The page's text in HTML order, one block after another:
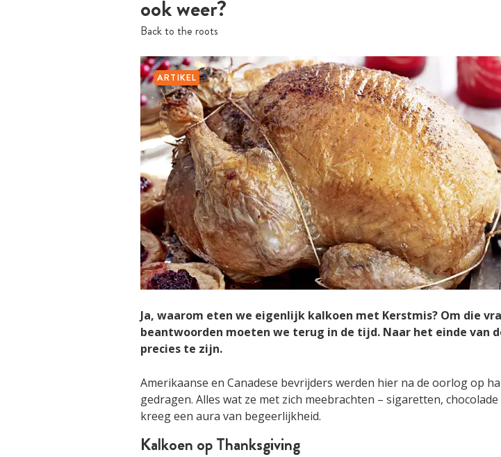
ook weer?
Back to the roots
ARTIKEL
Ja, waarom eten we eigenlijk kalkoen met Kerstmis? Om die
beantwoorden moeten we terug in de tijd. Naar het einde van
precies te zijn.
Amerikaanse en Canadese bevrijders werden hier na de oorlog op
gedragen. Alles wat ze met zich meebrachten – sigaretten, chocolade
kreeg een aura van begeerlijkheid.
Kalkoen op Thanksgiving